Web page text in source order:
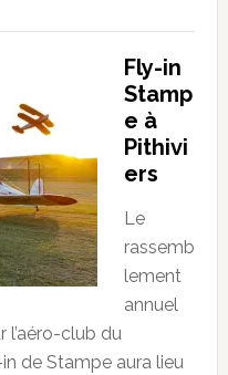
Fly-in
Stamp
e à
Pithivi
ers
Le
rassemb
lement
annuel
l’aéro-club du
de Stampe aura lieu